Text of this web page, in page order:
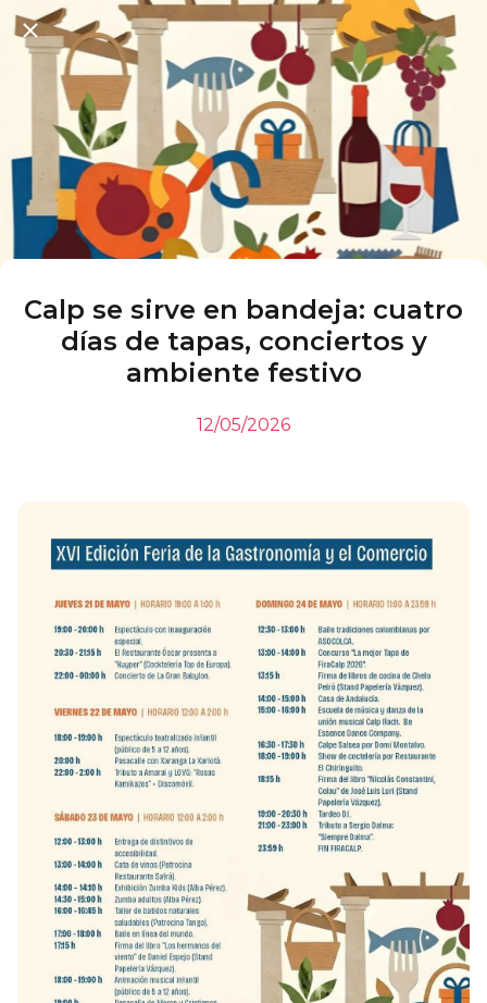
Calp se sirve en bandeja: cuatro
días de tapas, conciertos y
ambiente festivo
12/05/2026